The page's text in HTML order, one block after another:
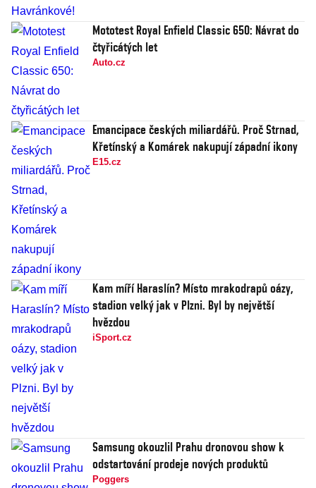
Mototest Royal Enfield Classic 650: Návrat do
čtyřicátých let
Auto.cz
Emancipace českých miliardářů. Proč Strnad,
Křetínský a Komárek nakupují západní ikony
E15.cz
Kam míří Haraslín? Místo mrakodrapů oázy,
stadion velký jak v Plzni. Byl by největší
hvězdou
iSport.cz
Samsung okouzlil Prahu dronovou show k
odstartování prodeje nových produktů
Poggers